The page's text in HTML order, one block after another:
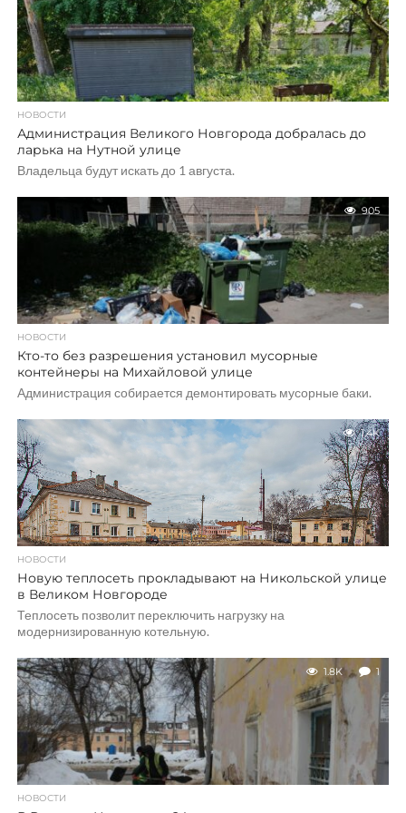
НОВОСТИ
Администрация Великого Новгорода добралась до
ларька на Нутной улице
Владельца будут искать до 1 августа.
905
НОВОСТИ
Кто-то без разрешения установил мусорные
контейнеры на Михайловой улице
Администрация собирается демонтировать мусорные баки.
1.4K
НОВОСТИ
Новую теплосеть прокладывают на Никольской улице
в Великом Новгороде
Теплосеть позволит переключить нагрузку на
модернизированную котельную.
1.8K 1
НОВОСТИ